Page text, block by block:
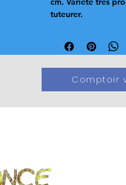
tuteurer.
Comptoir